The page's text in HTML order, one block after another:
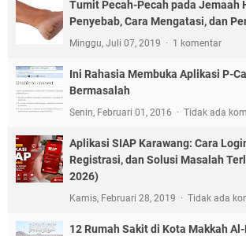
Tumit Pecah-Pecah pada Jemaah
Penyebab, Cara Mengatasi, dan
Minggu, Juli 07, 2019 1 komentar
Ini Rahasia Membuka Aplikasi P-
Bermasalah
Senin, Februari 01, 2016 Tidak ada
Aplikasi SIAP Karawang: Cara
Registrasi, dan Solusi Masalah
2026)
Kamis, Februari 28, 2019 Tidak ada
12 Rumah Sakit di Kota Makkah